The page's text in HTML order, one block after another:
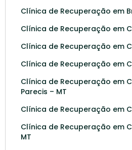
Clínica de Recuperação em
Clínica de Recuperação em
Clínica de Recuperação em
Clínica de Recuperação em
Clínica de Recuperação em
Parecis – MT
Clínica de Recuperação em
Clínica de Recuperação em
MT